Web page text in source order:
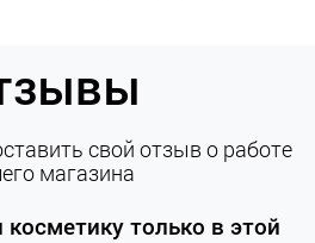
свой отзыв о работе
магазина
только в этой